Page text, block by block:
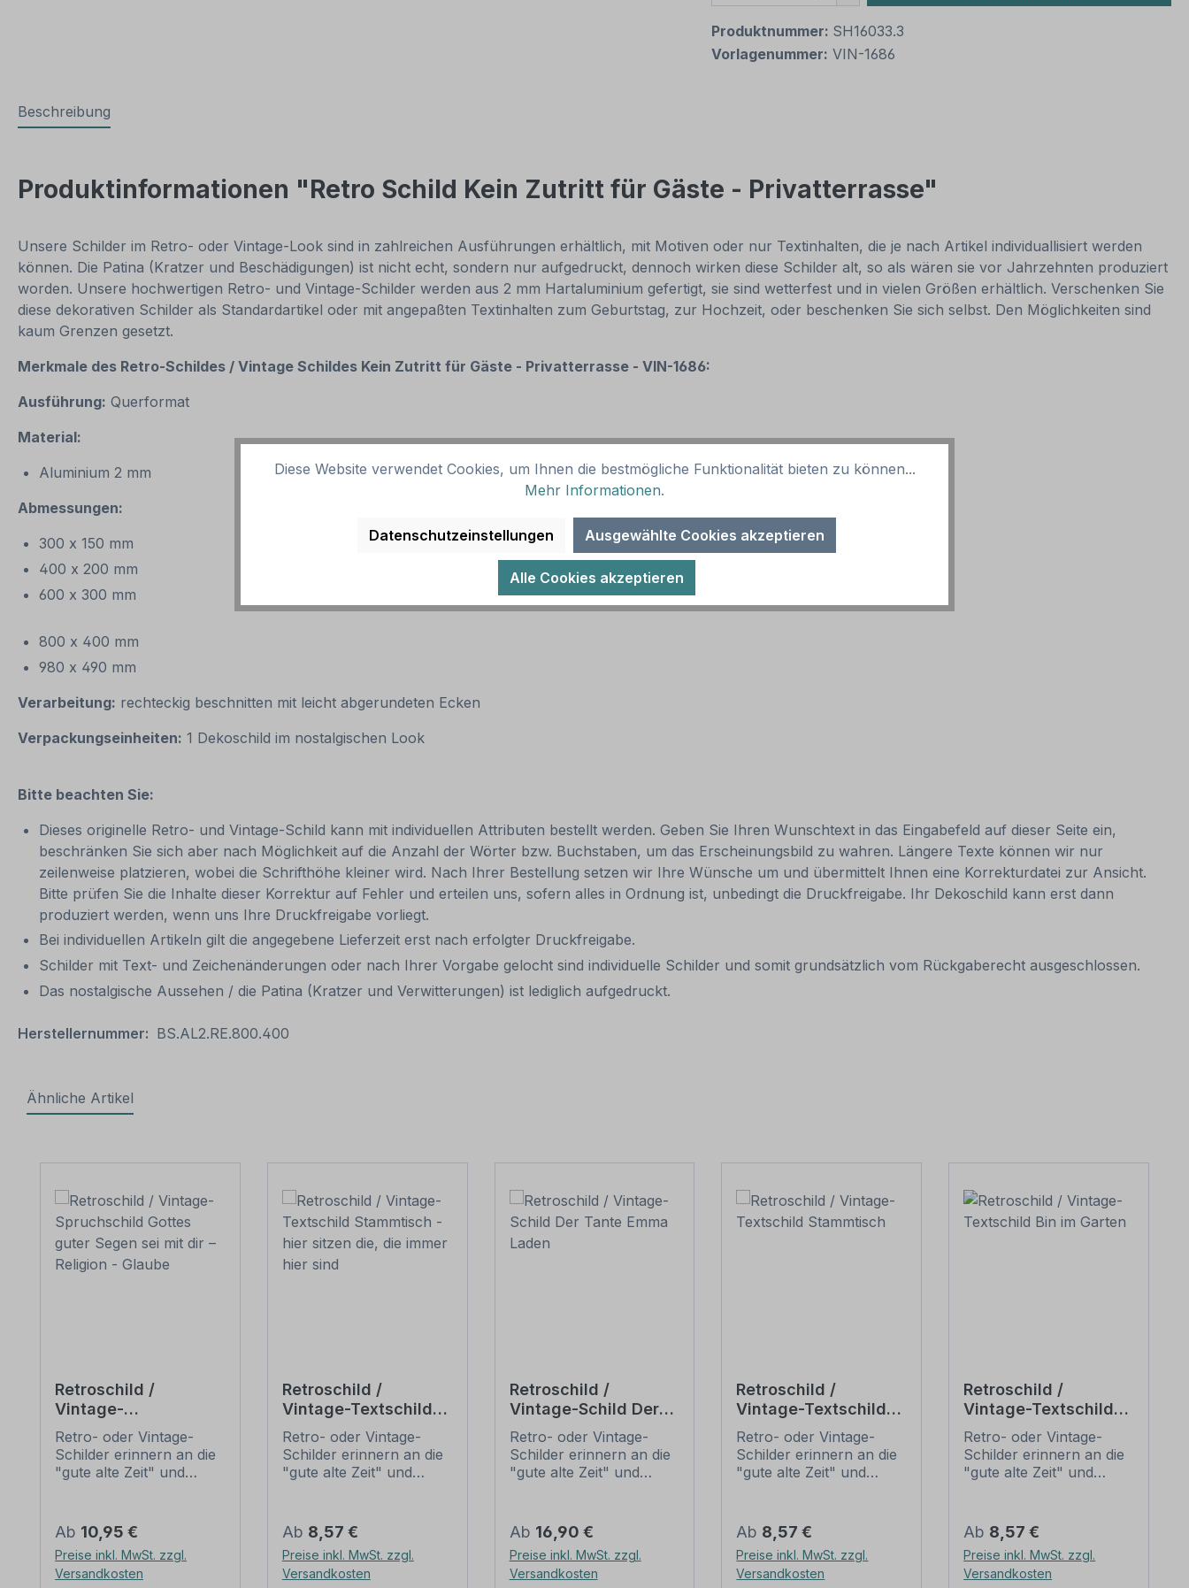
Produktnummer: SH16033.3
Vorlagenummer: VIN-1686
Beschreibung
Produktinformationen "Retro Schild Kein Zutritt für Gäste - Privatterrasse"
Unsere Schilder im Retro- oder Vintage-Look sind in zahlreichen Ausführungen erhältlich, mit Motiven oder nur Textinhalten, die je nach Artikel individuallisiert werden
können. Die Patina (Kratzer und Beschädigungen) ist nicht echt, sondern nur aufgedruckt, dennoch wirken diese Schilder alt, so als wären sie vor Jahrzehnten produziert
worden. Unsere hochwertigen Retro- und Vintage-Schilder werden aus 2 mm Hartaluminium gefertigt, sie sind wetterfest und in vielen Größen erhältlich. Verschenken Sie
diese dekorativen Schilder als Standardartikel oder mit angepaßten Textinhalten zum Geburtstag, zur Hochzeit, oder beschenken Sie sich selbst. Den Möglichkeiten sind
kaum Grenzen gesetzt.
Merkmale des Retro-Schildes / Vintage Schildes Kein Zutritt für Gäste - Privatterrasse - VIN-1686:
Ausführung: Querformat
Material:
Aluminium 2 mm
Abmessungen:
300 x 150 mm
400 x 200 mm
600 x 300 mm
800 x 400 mm
980 x 490 mm
Verarbeitung: rechteckig beschnitten mit leicht abgerundeten Ecken
Verpackungseinheiten: 1 Dekoschild im nostalgischen Look
Bitte beachten Sie:
Dieses originelle Retro- und Vintage-Schild kann mit individuellen Attributen bestellt werden. Geben Sie Ihren Wunschtext in das Eingabefeld auf dieser Seite ein,
beschränken Sie sich aber nach Möglichkeit auf die Anzahl der Wörter bzw. Buchstaben, um das Erscheinungsbild zu wahren. Längere Texte können wir nur
zeilenweise platzieren, wobei die Schrifthöhe kleiner wird. Nach Ihrer Bestellung setzen wir Ihre Wünsche um und übermittelt Ihnen eine Korrekturdatei zur Ansicht.
Bitte prüfen Sie die Inhalte dieser Korrektur auf Fehler und erteilen uns, sofern alles in Ordnung ist, unbedingt die Druckfreigabe. Ihr Dekoschild kann erst dann
produziert werden, wenn uns Ihre Druckfreigabe vorliegt.
Bei individuellen Artikeln gilt die angegebene Lieferzeit erst nach erfolgter Druckfreigabe.
Schilder mit Text- und Zeichenänderungen oder nach Ihrer Vorgabe gelocht sind individuelle Schilder und somit grundsätzlich vom Rückgaberecht ausgeschlossen.
Das nostalgische Aussehen / die Patina (Kratzer und Verwitterungen) ist lediglich aufgedruckt.
Herstellernummer: BS.AL2.RE.800.400
Ähnliche Artikel
Retroschild /
Vintage-
Spruchschild Gottes
guter Segen sei mit
dir – Religion -
Retro- oder Vintage-
Schilder erinnern an die
"gute alte Zeit" und
großer Beliebheit. Sind
diese Schilder im Original
nur schwer und häufig
nur zu horrenden Preise
Regulärer Preis:
Ab 10,95 €
Preise inkl. MwSt. zzgl.
Versandkosten
Retroschild /
Vintage-Textschild
Stammtisch - hier
sitzen die, die immer
hier sind
Retro- oder Vintage-
Schilder erinnern an die
"gute alte Zeit" und
großer Beliebheit. Sind
diese Schilder im Original
nur schwer und häufig
nur zu horrenden Preise
Regulärer Preis:
Ab 8,57 €
Preise inkl. MwSt. zzgl.
Versandkosten
Retroschild /
Vintage-Schild Der
Tante Emma Laden
Retro- oder Vintage-
Schilder erinnern an die
"gute alte Zeit" und
großer Beliebheit. Sind
diese Schilder im Original
nur schwer und häufig
nur zu horrenden Preise
Regulärer Preis:
Ab 16,90 €
Preise inkl. MwSt. zzgl.
Versandkosten
Retroschild /
Vintage-Textschild
Stammtisch
Retro- oder Vintage-
Schilder erinnern an die
"gute alte Zeit" und
großer Beliebheit. Sind
diese Schilder im Original
nur schwer und häufig
nur zu horrenden Preise
Regulärer Preis:
Ab 8,57 €
Preise inkl. MwSt. zzgl.
Versandkosten
Retroschild /
Vintage-Textschild
Bin im Garten
Retro- oder Vintage-
Schilder erinnern an die
"gute alte Zeit" und
großer Beliebheit. Sind
diese Schilder im Original
nur schwer und häufig
nur zu horrenden Preise
Regulärer Preis:
Ab 8,57 €
Preise inkl. MwSt. zzgl.
Versandkosten
Diese Website verwendet Cookies, um Ihnen die bestmögliche Funktionalität bieten zu können...
Mehr Informationen.
Datenschutzeinstellungen Ausgewählte Cookies akzeptieren
Alle Cookies akzeptieren